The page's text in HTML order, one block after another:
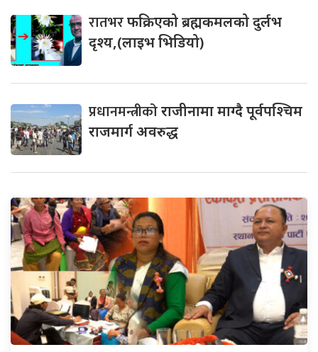
रातभरफक्रिएको ब्रह्मकमलको दुर्लभ
दृश्य,(लाइभ भिडियो)
प्रधानमन्त्रीकोराजीनामा माग्दै पूर्वपश्चिम
राजमार्ग अवरुद्ध